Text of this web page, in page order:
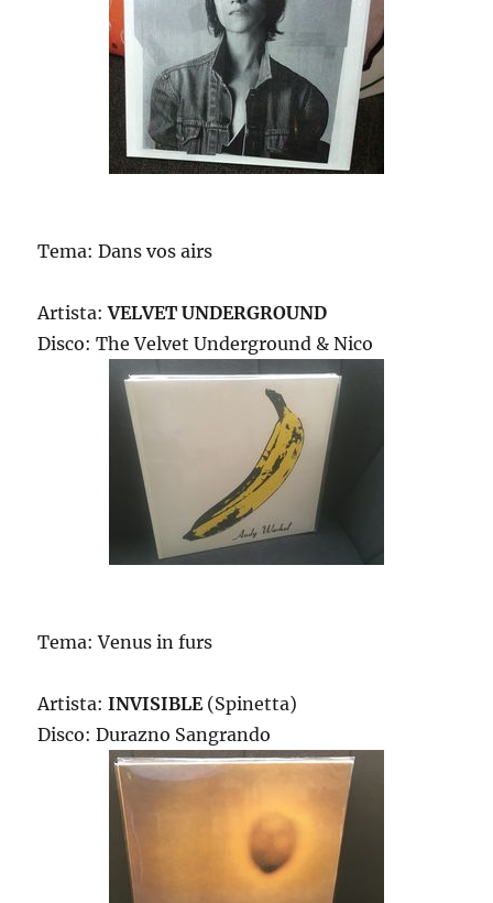
Tema: Dans vos airs
Artista:VELVET UNDERGROUND
Disco: The Velvet Underground & Nico
Tema: Venus in furs
Artista:INVISIBLE (Spinetta)
Disco: Durazno Sangrando